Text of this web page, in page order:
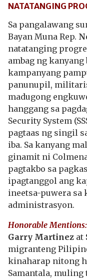
NATATANGING
Sa pangalawang
Bayan Muna Rep.
natatanging
ambag ng
kampanyang
panunupil,
madugong
hanggang sa
Security System
pagtaas ng singil
iba. Sa kanyang
ginamit ni
pagtakbo sa
ipagtanggol ang
ineetsa-puwera sa
administrasyon.
Honorable Mentions:
Garry Martinez at
migranteng
kinaharap nitong
Samantala,